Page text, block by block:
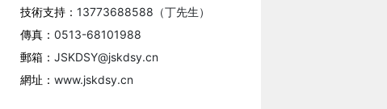
技術支持： 13773688588（丁先生）
傳真： 0513-68101988
郵箱： JSKDSY@jskdsy.cn
網址： www.jskdsy.cn